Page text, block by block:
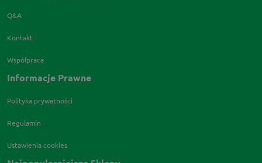
Q&A
Kontakt
Współpraca
Informacje Prawne
Polityka prywatności
Regulamin
Ustawienia cookies